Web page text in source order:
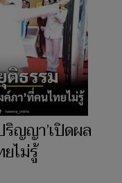
ญญา’เปิดผล
ยไม่รู้